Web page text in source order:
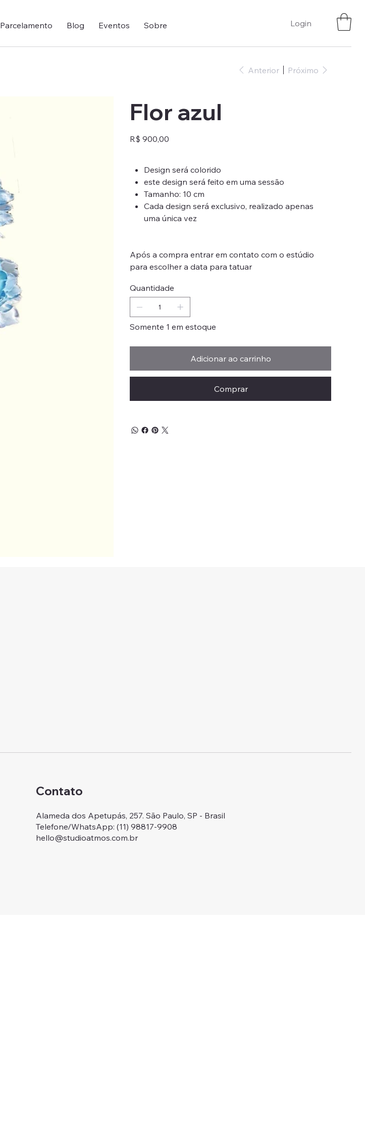
Parcelamento Blog Eventos Sobre Login
Anterior Próximo
Flor azul
Preço
R$ 900,00
Design será colorido
este design será feito em uma sessão
Tamanho: 10 cm
Cada design será exclusivo, realizado apenas
uma única vez
Após a compra entrar em contato com o estúdio
para escolher a data para tatuar
Quantidade
Somente 1 em estoque
Adicionar ao carrinho
Comprar
Contato
Alameda dos Apetupás, 257. São Paulo, SP - Brasil
Telefone/WhatsApp: ‭(11) 98817-9908
hello@studioatmos.com.br